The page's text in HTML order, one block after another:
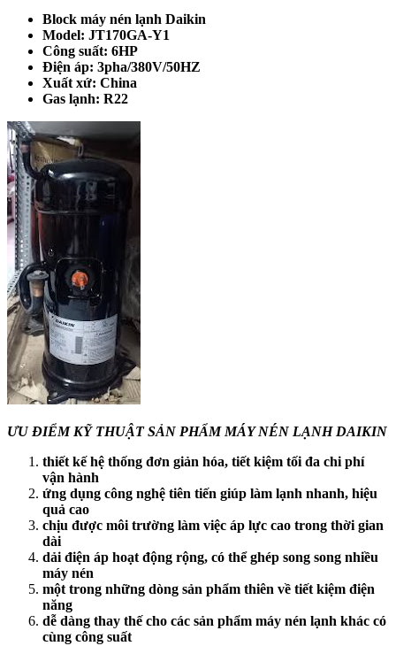
Block máy nén lạnh Daikin
Model: JT170GA-Y1
Công suất: 6HP
Điện áp: 3pha/380V/50HZ
Xuất xứ: China
Gas lạnh: R22
ƯU ĐIỂM KỸ THUẬT SẢN PHẨM MÁY NÉN LẠNH DAIKIN
thiết kế hệ thống đơn giản hóa, tiết kiệm tối đa chi phí
vận hành
ứng dụng công nghệ tiên tiến giúp làm lạnh nhanh, hiệu
quả cao
chịu được môi trường làm việc áp lực cao trong thời gian
dài
dải điện áp hoạt động rộng, có thể ghép song song nhiều
máy nén
một trong những dòng sản phẩm thiên về tiết kiệm điện
năng
dễ dàng thay thế cho các sản phẩm máy nén lạnh khác có
cùng công suất